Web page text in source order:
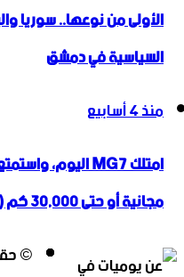
الأولى من نوعها.. سوريا
السياسية في دمشق
منذ 4 أسابيع
مجانية أو حتى 30,000 كم (أيهما أسبق).
‫X